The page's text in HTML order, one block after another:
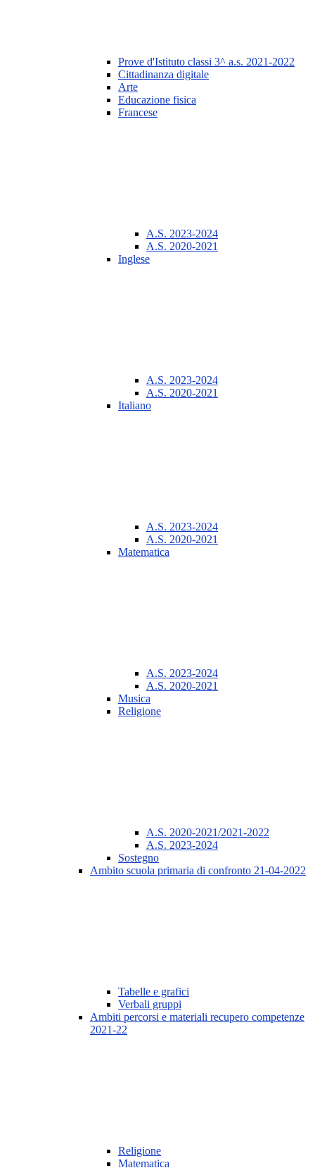
Prove d'Istituto classi 3^ a.s. 2021-2022
Cittadinanza digitale
Arte
Educazione fisica
Francese
A.S. 2023-2024
A.S. 2020-2021
Inglese
A.S. 2023-2024
A.S. 2020-2021
Italiano
A.S. 2023-2024
A.S. 2020-2021
Matematica
A.S. 2023-2024
A.S. 2020-2021
Musica
Religione
A.S. 2020-2021/2021-2022
A.S. 2023-2024
Sostegno
Ambito scuola primaria di confronto 21-04-2022
Tabelle e grafici
Verbali gruppi
Ambiti percorsi e materiali recupero competenze
2021-22
Religione
Matematica